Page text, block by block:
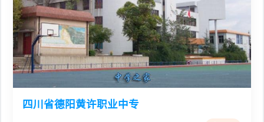
四川省德阳黄许职业中专